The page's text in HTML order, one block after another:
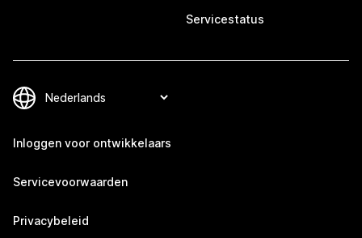
Servicestatus
Inloggen voor ontwikkelaars
Servicevoorwaarden
Privacybeleid